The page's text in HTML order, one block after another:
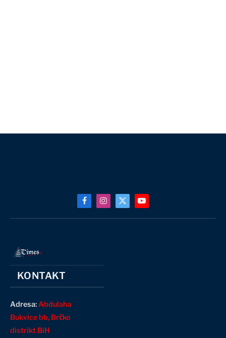
FacebookInstagram
X
YouTube
KONTAKT
Adresa:Abdulaha
Bukvice bb, Brčko
distrikt BiH